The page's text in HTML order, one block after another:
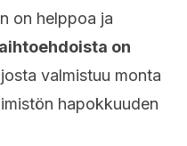
on helppoa ja
on
josta valmistuu monta
hapokkuuden